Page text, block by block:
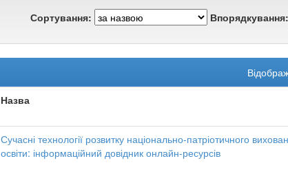
Сортування: Впорядкування:
Назва
Сучасні технології розвитку національно-патріотичного
освіти: інформаційний довідник онлайн-ресурсів